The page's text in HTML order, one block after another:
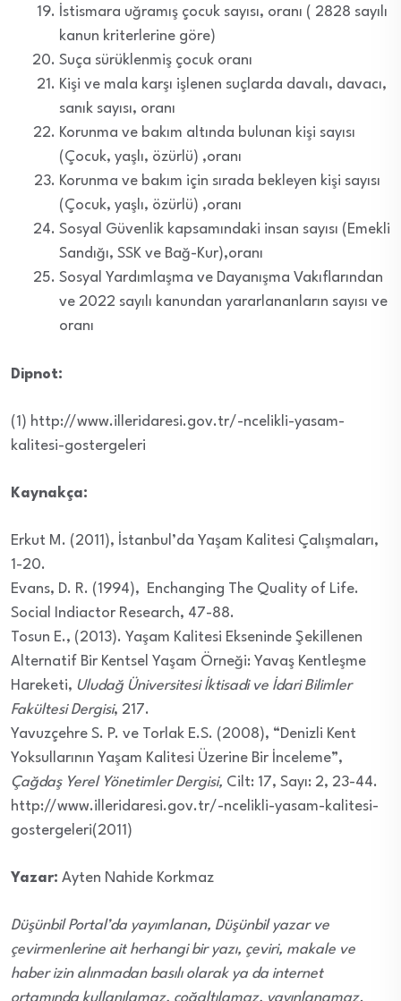
İstismara uğramış çocuk sayısı, oranı ( 2828 sayılı
kanun kriterlerine göre)
Suça sürüklenmiş çocuk oranı
Kişi ve mala karşı işlenen suçlarda davalı, davacı,
sanık sayısı, oranı
Korunma ve bakım altında bulunan kişi sayısı
(Çocuk, yaşlı, özürlü) ,oranı
Korunma ve bakım için sırada bekleyen kişi sayısı
(Çocuk, yaşlı, özürlü) ,oranı
Sosyal Güvenlik kapsamındaki insan sayısı (Emekli
Sandığı, SSK ve Bağ-Kur),oranı
Sosyal Yardımlaşma ve Dayanışma Vakıflarından
ve 2022 sayılı kanundan yararlananların sayısı ve
oranı
Dipnot:
(1) http://www.illeridaresi.gov.tr/-ncelikli-yasam-
kalitesi-gostergeleri
Kaynakça:
Erkut M. (2011), İstanbul’da Yaşam Kalitesi Çalışmaları,
1-20.
Evans, D. R. (1994), Enchanging The Quality of Life.
Social Indiactor Research, 47-88.
Tosun E., (2013). Yaşam Kalitesi Ekseninde Şekillenen
Alternatif Bir Kentsel Yaşam Örneği: Yavaş Kentleşme
Hareketi, Uludağ Üniversitesi İktisadi ve İdari Bilimler
Fakültesi Dergisi, 217.
Yavuzçehre S. P. ve Torlak E.S. (2008), “Denizli Kent
Yoksullarının Yaşam Kalitesi Üzerine Bir İnceleme”,
Çağdaş Yerel Yönetimler Dergisi, Cilt: 17, Sayı: 2, 23-44.
http://www.illeridaresi.gov.tr/-ncelikli-yasam-kalitesi-
gostergeleri(2011)
Yazar: Ayten Nahide Korkmaz
Düşünbil Portal’da yayımlanan, Düşünbil yazar ve
çevirmenlerine ait herhangi bir yazı, çeviri, makale ve
haber izin alınmadan basılı olarak ya da internet
ortamında kullanılamaz, çoğaltılamaz, yayınlanamaz.